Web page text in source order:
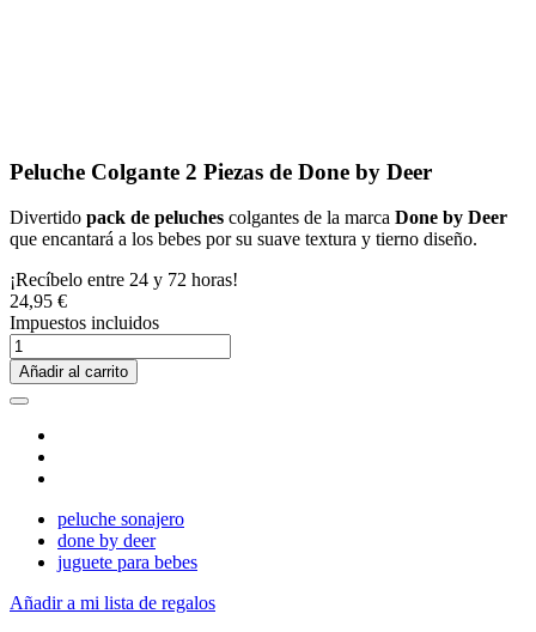
Peluche Colgante 2 Piezas de Done by Deer
Divertido pack de peluches colgantes de la marca Done by Deer
que encantará a los bebes por su suave textura y tierno diseño.
¡Recíbelo entre 24 y 72 horas!
24,95 €
Impuestos incluidos
Añadir al carrito
peluche sonajero
done by deer
juguete para bebes
Añadir a mi lista de regalos